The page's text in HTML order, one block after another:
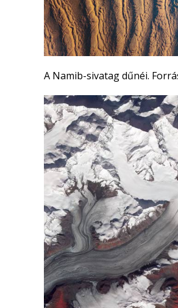
A Namib-sivatag dűnéi.